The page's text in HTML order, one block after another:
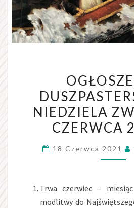
XII
NIEDZIELA
CZERWCA
18 Czerwca 2021
Trwa czerwiec –
modlitwy do